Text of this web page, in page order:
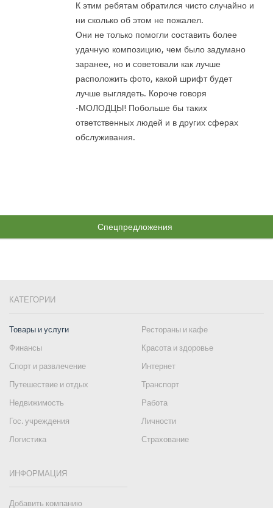
К этим ребятам обратился чисто случайно и
ни сколько об этом не пожалел.
Они не только помогли составить более
удачную композицию, чем было задумано
заранее, но и советовали как лучше
расположить фото, какой шрифт будет
лучше выглядеть. Короче говоря
-МОЛОДЦЫ! Побольше бы таких
ответственных людей и в других сферах
обслуживания.
Спецпредложения
КАТЕГОРИИ
Товары и услуги
Рестораны и кафе
Финансы
Красота и здоровье
Спорт и развлечение
Интернет
Путешествие и отдых
Транспорт
Недвижимость
Работа
Гос. учреждения
Личности
Логистика
Страхование
ИНФОРМАЦИЯ
Добавить компанию